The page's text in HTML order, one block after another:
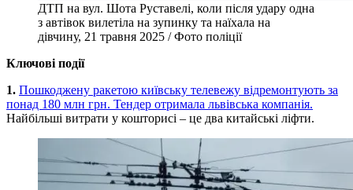
ДТП на вул. Шота Руставелі, коли після удару одна
з автівок вилетіла на зупинку та наїхала на
дівчину, 21 травня 2025 / Фото поліції
Ключові події
1. Пошкоджену ракетою київську телевежу відремонтують за
понад 180 млн грн. Тендер отримала львівська компанія.
Найбільші витрати у кошторисі – це два китайські ліфти.